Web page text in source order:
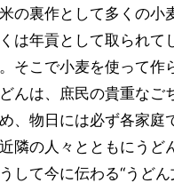
の裏作として多くの小
は年貢として取られて
そこで小麦を使って作
んは、庶民の貴重なご
、物日には必ず各家庭
隣の人々とともにうど
して今に伝わる“うどん